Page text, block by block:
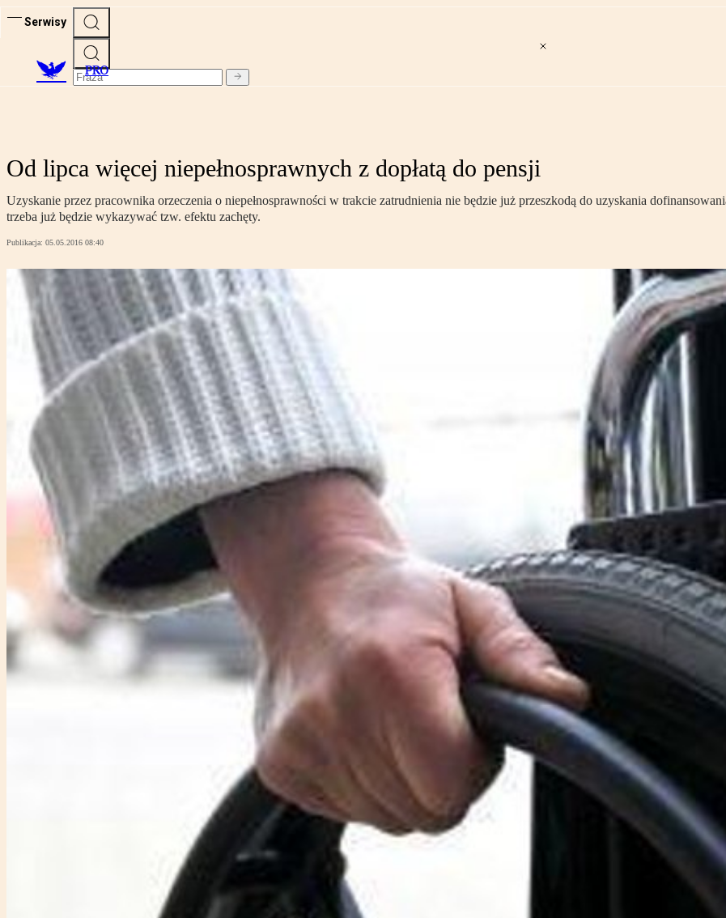
Serwisy
PRO
Od lipca więcej niepełnosprawnych z dopłatą do pensji
Uzyskanie przez pracownika orzeczenia o niepełnosprawności w trakcie zatrudnienia nie będzie już przeszkodą do uzyskania
trzeba już będzie wykazywać tzw. efektu zachęty.
Publikacja: 05.05.2016 08:40